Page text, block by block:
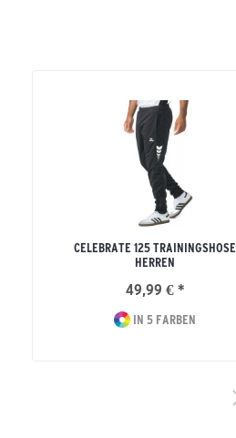
CELEBRATE 125 TRAININGSHOSE
HERREN
49,99 € *
IN 5 FARBEN